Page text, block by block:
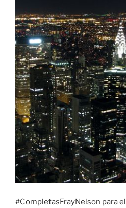
#CompletasFrayNelson para el